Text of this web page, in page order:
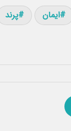
ایمان پرند